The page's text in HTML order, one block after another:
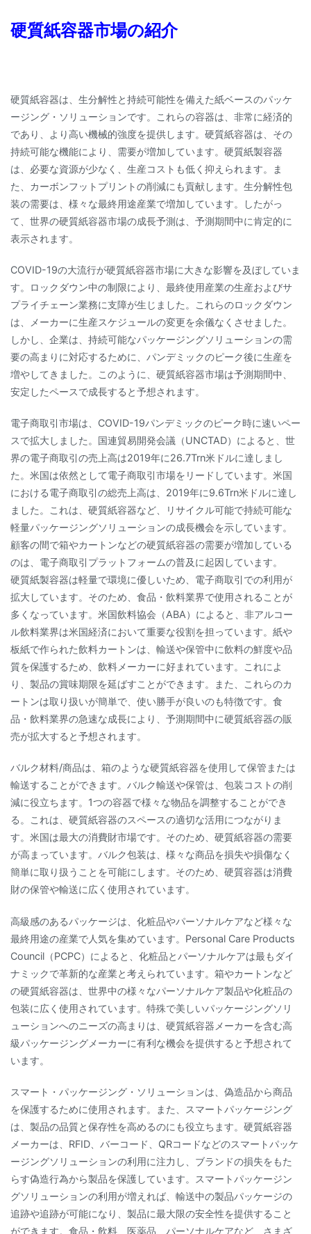
硬質紙容器市場の紹介
硬質紙容器は、生分解性と持続可能性を備えた紙ベースのパッケ
ージング・ソリューションです。これらの容器は、非常に経済的
であり、より高い機械的強度を提供します。硬質紙容器は、その
持続可能な機能により、需要が増加しています。硬質紙製容器
は、必要な資源が少なく、生産コストも低く抑えられます。ま
た、カーボンフットプリントの削減にも貢献します。生分解性包
装の需要は、様々な最終用途産業で増加しています。したがっ
て、世界の硬質紙容器市場の成長予測は、予測期間中に肯定的に
表示されます。
COVID-19の大流行が硬質紙容器市場に大きな影響を及ぼしていま
す。ロックダウン中の制限により、最終使用産業の生産およびサ
プライチェーン業務に支障が生じました。これらのロックダウン
は、メーカーに生産スケジュールの変更を余儀なくさせました。
しかし、企業は、持続可能なパッケージングソリューションの需
要の高まりに対応するために、パンデミックのピーク後に生産を
増やしてきました。このように、硬質紙容器市場は予測期間中、
安定したペースで成長すると予想されます。
電子商取引市場は、COVID-19パンデミックのピーク時に速いペー
スで拡大しました。国連貿易開発会議（UNCTAD）によると、世
界の電子商取引の売上高は2019年に26.7Trn米ドルに達しまし
た。米国は依然として電子商取引市場をリードしています。米国
における電子商取引の総売上高は、2019年に9.6Trn米ドルに達し
ました。これは、硬質紙容器など、リサイクル可能で持続可能な
軽量パッケージングソリューションの成長機会を示しています。
顧客の間で箱やカートンなどの硬質紙容器の需要が増加している
のは、電子商取引プラットフォームの普及に起因しています。
硬質紙製容器は軽量で環境に優しいため、電子商取引での利用が
拡大しています。そのため、食品・飲料業界で使用されることが
多くなっています。米国飲料協会（ABA）によると、非アルコー
ル飲料業界は米国経済において重要な役割を担っています。紙や
板紙で作られた飲料カートンは、輸送や保管中に飲料の鮮度や品
質を保護するため、飲料メーカーに好まれています。これによ
り、製品の賞味期限を延ばすことができます。また、これらのカ
ートンは取り扱いが簡単で、使い勝手が良いのも特徴です。食
品・飲料業界の急速な成長により、予測期間中に硬質紙容器の販
売が拡大すると予想されます。
バルク材料/商品は、箱のような硬質紙容器を使用して保管または
輸送することができます。バルク輸送や保管は、包装コストの削
減に役立ちます。1つの容器で様々な物品を調整することができ
る。これは、硬質紙容器のスペースの適切な活用につながりま
す。米国は最大の消費財市場です。そのため、硬質紙容器の需要
が高まっています。バルク包装は、様々な商品を損失や損傷なく
簡単に取り扱うことを可能にします。そのため、硬質容器は消費
財の保管や輸送に広く使用されています。
高級感のあるパッケージは、化粧品やパーソナルケアなど様々な
最終用途の産業で人気を集めています。Personal Care Products
Council（PCPC）によると、化粧品とパーソナルケアは最もダイ
ナミックで革新的な産業と考えられています。箱やカートンなど
の硬質紙容器は、世界中の様々なパーソナルケア製品や化粧品の
包装に広く使用されています。特殊で美しいパッケージングソリ
ューションへのニーズの高まりは、硬質紙容器メーカーを含む高
級パッケージングメーカーに有利な機会を提供すると予想されて
います。
スマート・パッケージング・ソリューションは、偽造品から商品
を保護するために使用されます。また、スマートパッケージング
は、製品の品質と保存性を高めるのにも役立ちます。硬質紙容器
メーカーは、RFID、バーコード、QRコードなどのスマートパッケ
ージングソリューションの利用に注力し、ブランドの損失をもた
らす偽造行為から製品を保護しています。スマートパッケージン
グソリューションの利用が増えれば、輸送中の製品パッケージの
追跡や追跡が可能になり、製品に最大限の安全性を提供すること
ができます。食品・飲料、医薬品、パーソナルケアなど、さまざ